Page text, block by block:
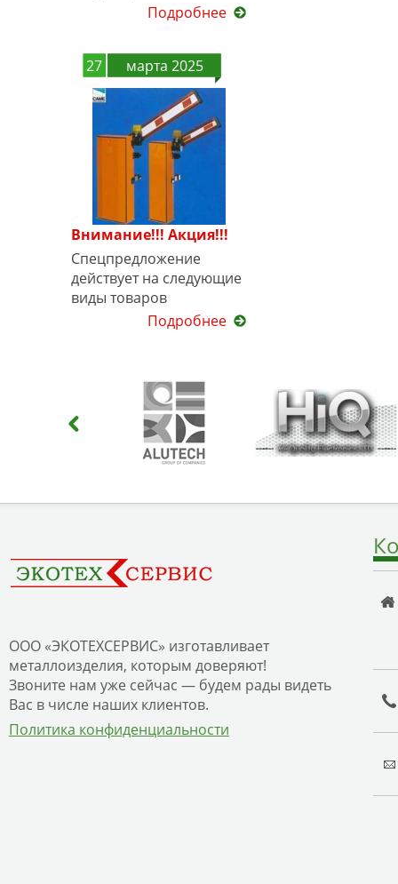
Подробнее
27 марта 2025
Внимание!!! Акция!!!
Спецпредложение
действует на следующие
виды товаров
Подробнее
ООО «ЭКОТЕХСЕРВИС» изготавливает
металлоизделия, которым доверяют!
Звоните нам уже сейчас — будем рады видеть
Вас в числе наших клиентов.
Политика конфиденциальности